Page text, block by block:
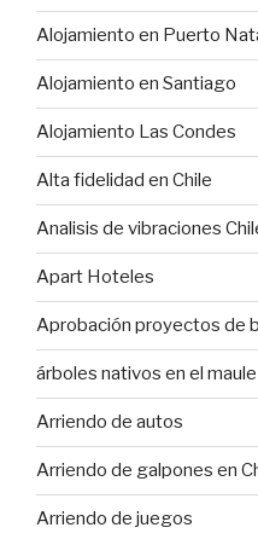
Alojamiento en Puerto
Alojamiento en Santiago
Alojamiento Las Condes
Alta fidelidad en Chile
Analisis de vibraciones
Apart Hoteles
Aprobación proyectos de
árboles nativos en el maule
Arriendo de autos
Arriendo de galpones en
Arriendo de juegos